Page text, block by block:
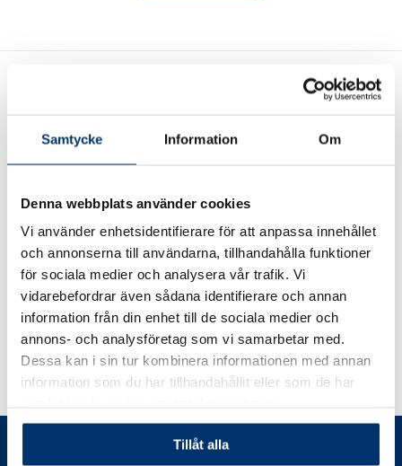
Samtycke Information Om
Denna webbplats använder cookies
Vi använder enhetsidentifierare för att anpassa innehållet
och annonserna till användarna, tillhandahålla funktioner
för sociala medier och analysera vår trafik. Vi
vidarebefordrar även sådana identifierare och annan
information från din enhet till de sociala medier och
annons- och analysföretag som vi samarbetar med.
Dessa kan i sin tur kombinera informationen med annan
information som du har tillhandahållit eller som de har
Tillåt alla
finansieringspartner
Tillsammans med Wasa Kredit erbjuder vi dig som kund
olika former av finansieringslösningar.
Finansiering